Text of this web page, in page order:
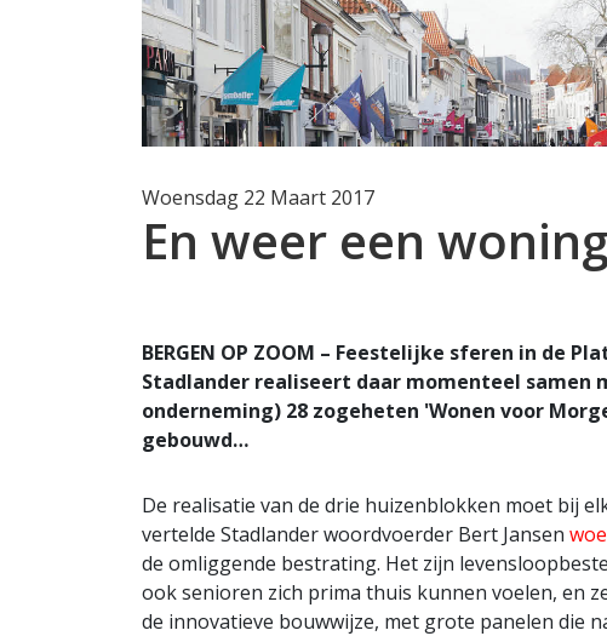
Woensdag 22 Maart 2017
En weer een
BERGEN OP ZOOM – Feestelijke sferen in de
Stadlander realiseert daar momenteel samen
onderneming) 28 zogeheten 'Wonen voor
gebouwd…
De realisatie van de drie huizenblokken moet bij
vertelde Stadlander woordvoerder Bert Jansen
de omliggende bestrating. Het zijn
ook senioren zich prima thuis kunnen voelen, en
de innovatieve bouwwijze, met grote panelen die